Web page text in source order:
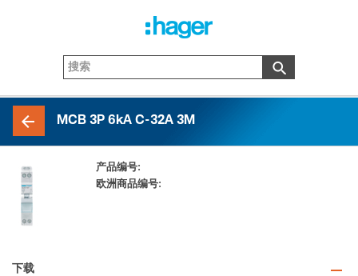
MCB 3P 6kA C-32A 3M
产品编号:
MCN332P
欧洲商品编号:
3250614352614
下载